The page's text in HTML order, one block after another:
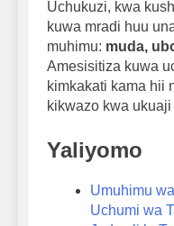
Uchukuzi, kwa
kuwa mradi huu
muhimu: muda,
Amesisitiza kuwa
kimkakati kama hii
kikwazo kwa
Yaliyomo
Umuhimu
Uchumi wa